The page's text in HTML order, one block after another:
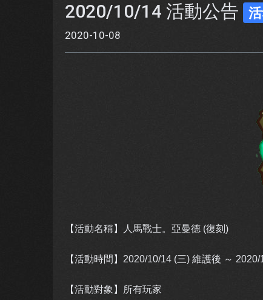
2020/10/14 活動公告
2020-10-08
【活動名稱】人馬戰士。亞曼德 (復刻)
【活動時間】2020/10/14 (三) 維護後 ～
【活動對象】所有玩家